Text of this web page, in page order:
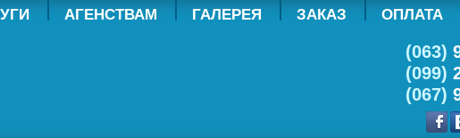
АГЕНСТВАМ ГАЛЕРЕЯ ЗАКАЗ ОПЛАТА
(063)
(099)
(067)